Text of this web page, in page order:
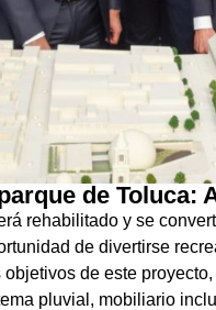
de Toluca:
rehabilitado y se
de divertirse
de este
pluvial, mobiliario